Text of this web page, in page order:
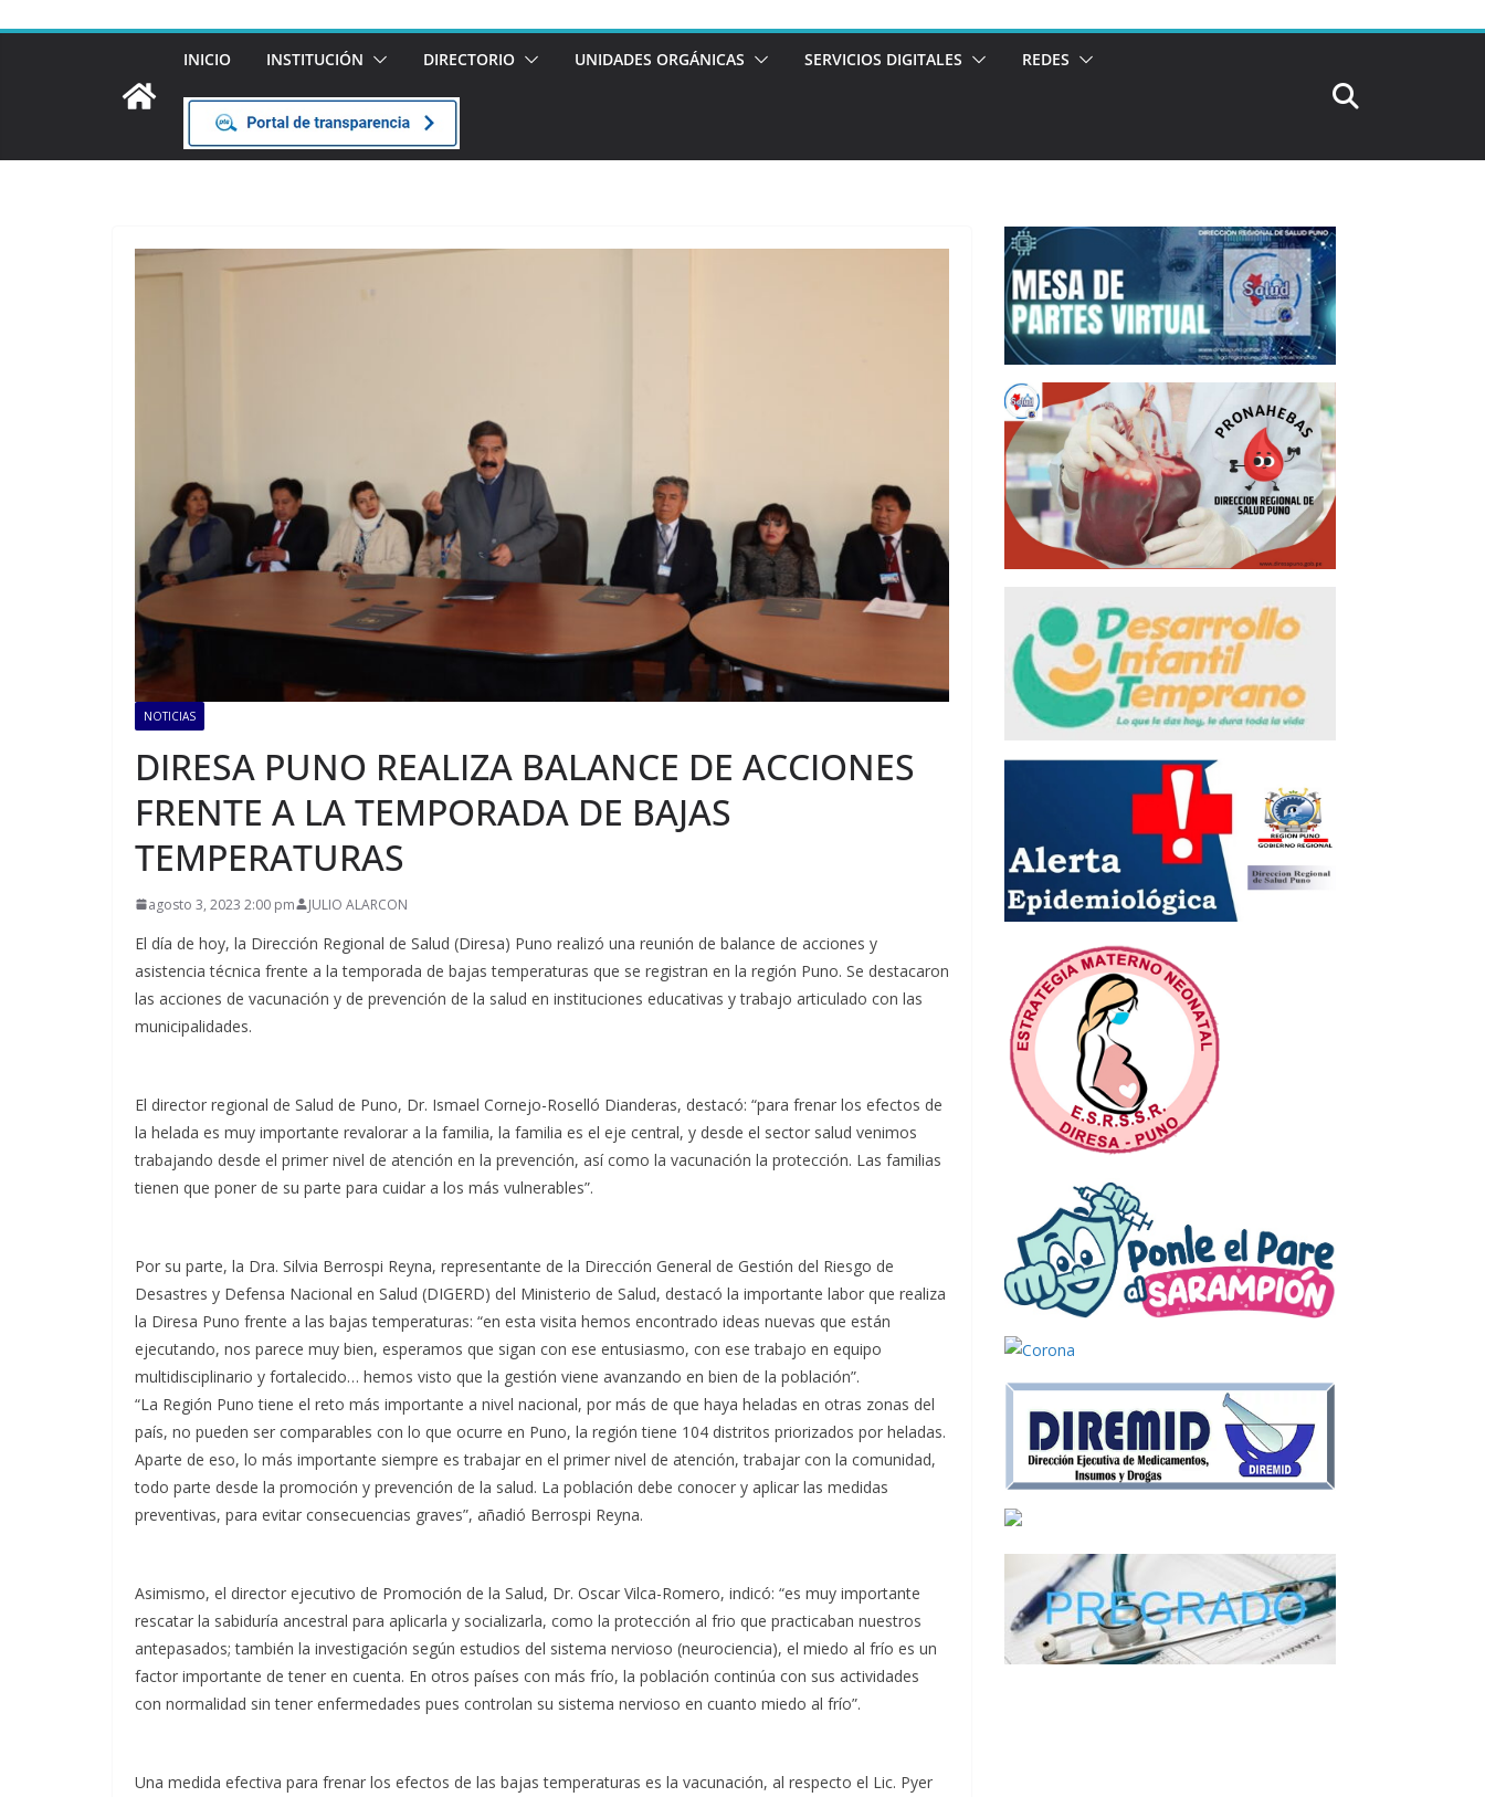
INICIO INSTITUCIÓN DIRECTORIO UNIDADES ORGÁNICAS SERVICIOS DIGITALES REDES
NOTICIAS
DIRESA PUNO REALIZA BALANCE DE ACCIONES
FRENTE A LA TEMPORADA DE BAJAS
TEMPERATURAS
agosto 3, 2023 2:00 pm JULIO ALARCON
El día de hoy, la Dirección Regional de Salud (Diresa) Puno realizó una reunión de balance de acciones y
asistencia técnica frente a la temporada de bajas temperaturas que se registran en la región Puno. Se destacaron
las acciones de vacunación y de prevención de la salud en instituciones educativas y trabajo articulado con las
municipalidades.
El director regional de Salud de Puno, Dr. Ismael Cornejo-Roselló Dianderas, destacó: “para frenar los efectos de
la helada es muy importante revalorar a la familia, la familia es el eje central, y desde el sector salud venimos
trabajando desde el primer nivel de atención en la prevención, así como la vacunación la protección. Las familias
tienen que poner de su parte para cuidar a los más vulnerables”.
Por su parte, la Dra. Silvia Berrospi Reyna, representante de la Dirección General de Gestión del Riesgo de
Desastres y Defensa Nacional en Salud (DIGERD) del Ministerio de Salud, destacó la importante labor que realiza
la Diresa Puno frente a las bajas temperaturas: “en esta visita hemos encontrado ideas nuevas que están
ejecutando, nos parece muy bien, esperamos que sigan con ese entusiasmo, con ese trabajo en equipo
multidisciplinario y fortalecido… hemos visto que la gestión viene avanzando en bien de la población”.
“La Región Puno tiene el reto más importante a nivel nacional, por más de que haya heladas en otras zonas del
país, no pueden ser comparables con lo que ocurre en Puno, la región tiene 104 distritos priorizados por heladas.
Aparte de eso, lo más importante siempre es trabajar en el primer nivel de atención, trabajar con la comunidad,
todo parte desde la promoción y prevención de la salud. La población debe conocer y aplicar las medidas
preventivas, para evitar consecuencias graves”, añadió Berrospi Reyna.
Asimismo, el director ejecutivo de Promoción de la Salud, Dr. Oscar Vilca-Romero, indicó: “es muy importante
rescatar la sabiduría ancestral para aplicarla y socializarla, como la protección al frio que practicaban nuestros
antepasados; también la investigación según estudios del sistema nervioso (neurociencia), el miedo al frío es un
factor importante de tener en cuenta. En otros países con más frío, la población continúa con sus actividades
con normalidad sin tener enfermedades pues controlan su sistema nervioso en cuanto miedo al frío”.
Una medida efectiva para frenar los efectos de las bajas temperaturas es la vacunación, al respecto el Lic. Pyer